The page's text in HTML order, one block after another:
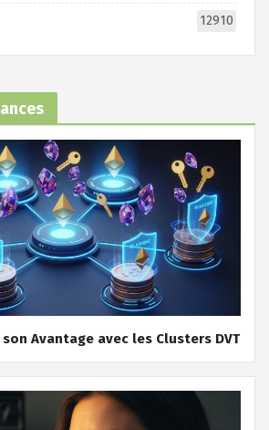
12910
Avantage avec les Clusters DVT